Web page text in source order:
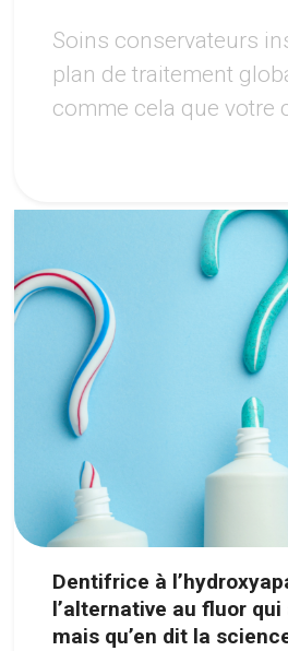
Soins conservateurs
plan de traitement
comme cela que votre
Dentifrice à
l’alternative au fluor
mais qu’en dit la